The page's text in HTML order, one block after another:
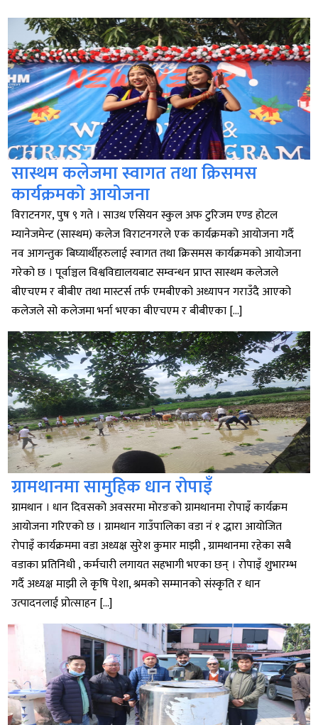
सास्थम कलेजमा स्वागत तथा क्रिसमस
कार्यक्रमको आयोजना
विराटनगर, पुष ९ गते । साउथ एसियन स्कुल अफ टुरिजम एण्ड होटल
म्यानेजमेन्ट (सास्थम) कलेज विराटनगरले एक कार्यक्रमको आयोजना गर्दै
नव आगन्तुक बिघ्यार्थीहरुलाई स्वागत तथा क्रिसमस कार्यक्रमको आयोजना
गरेको छ । पूर्वाञ्चल विश्वविद्यालयबाट सम्वन्धन प्राप्त सास्थम कलेजले
बीएचएम र बीबीए तथा मास्टर्स तर्फ एमबीएको अध्यापन गराउँदै आएको
कलेजले सो कलेजमा भर्ना भएका बीएचएम र बीबीएका […]
ग्रामथानमा सामुहिक धान रोपाइँ
ग्रामथान । धान दिवसको अवसरमा मोरङको ग्रामथानमा रोपाइँ कार्यक्रम
आयोजना गरिएको छ । ग्रामथान गाउँपालिका वडा नं १ द्धारा आयोजित
रोपाइँ कार्यक्रममा वडा अध्यक्ष सुरेश कुमार माझी , ग्रामथानमा रहेका सबै
वडाका प्रतिनिधी , कर्मचारी लगायत सहभागी भएका छन् । रोपाइँ शुभारम्भ
गर्दै अध्यक्ष माझी ले कृषि पेशा, श्रमको सम्मानको संस्कृति र धान
उत्पादनलाई प्रोत्साहन […]